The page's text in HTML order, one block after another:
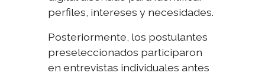
perfiles, intereses y necesidades.
Posteriormente, los postulantes
preseleccionados participaron
en entrevistas individuales antes